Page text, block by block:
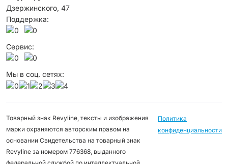
Дзержинского, 47
Поддержка:
Сервис:
Мы в соц. сетях:
Товарный знак Revyline, тексты и изображения
марки охраняются авторским правом на
основании Свидетельства на товарный знак
Revyline за номером 776368, выданного
Политика
конфиденциальности